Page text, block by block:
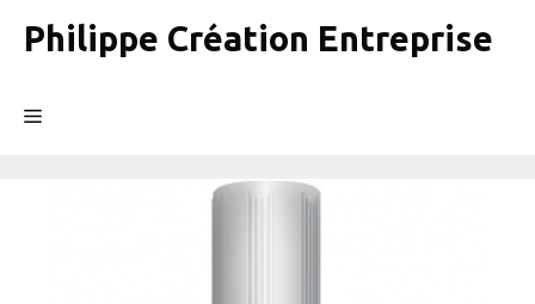
Philippe Création Entreprise
Menu